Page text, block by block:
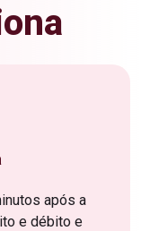
após a
e débito e